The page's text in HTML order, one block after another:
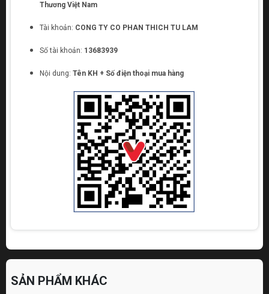
Thương Việt Nam
Tài khoản: CONG TY CO PHAN THICH TU LAM
Số tài khoản: 13683939
Nội dung: Tên KH + Số điện thoại mua hàng
SẢN PHẨM KHÁC